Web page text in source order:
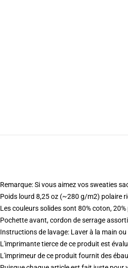
Remarque: Si vous aimez vos sweaties
Poids lourd 8,25 oz (~280 g/m2) polaire
Les couleurs solides sont 80% coton,
Pochette avant, cordon de serrage
Instructions de lavage: Laver à la main
L'imprimante tierce de ce produit est
L'imprimeur de ce produit fournit des